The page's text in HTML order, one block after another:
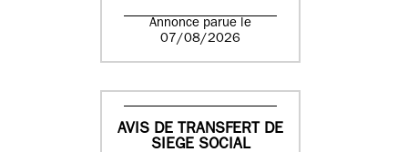
Annonce parue le
07/08/2026
AVIS DE TRANSFERT DE
SIEGE SOCIAL